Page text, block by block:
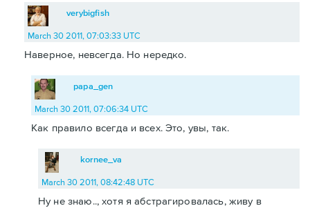
verybigfish
March 30 2011, 07:03:33 UTC
Наверное, невсегда. Но нередко.
papa_gen
March 30 2011, 07:06:34 UTC
Как правило всегда и всех. Это, увы, так.
kornee_va
March 30 2011, 08:42:48 UTC
Ну не знаю.., хотя я абстрагировалась, живу в